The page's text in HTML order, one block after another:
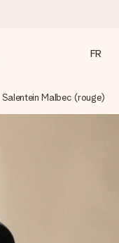
et l’envoyons
au bon moment,
nous attribuent
de tous les
FR
Salentein Malbec (rouge)